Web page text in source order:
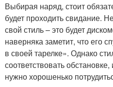
Выбирая наряд, стоит
будет проходить свидание.
свой стиль – это будет
наверняка заметит, что его
в своей тарелке». Однако
соответствовать
нужно хорошенько